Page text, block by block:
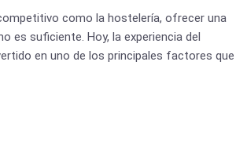
como la hostelería, ofrecer una
es suficiente. Hoy, la experiencia del
en uno de los principales factores que